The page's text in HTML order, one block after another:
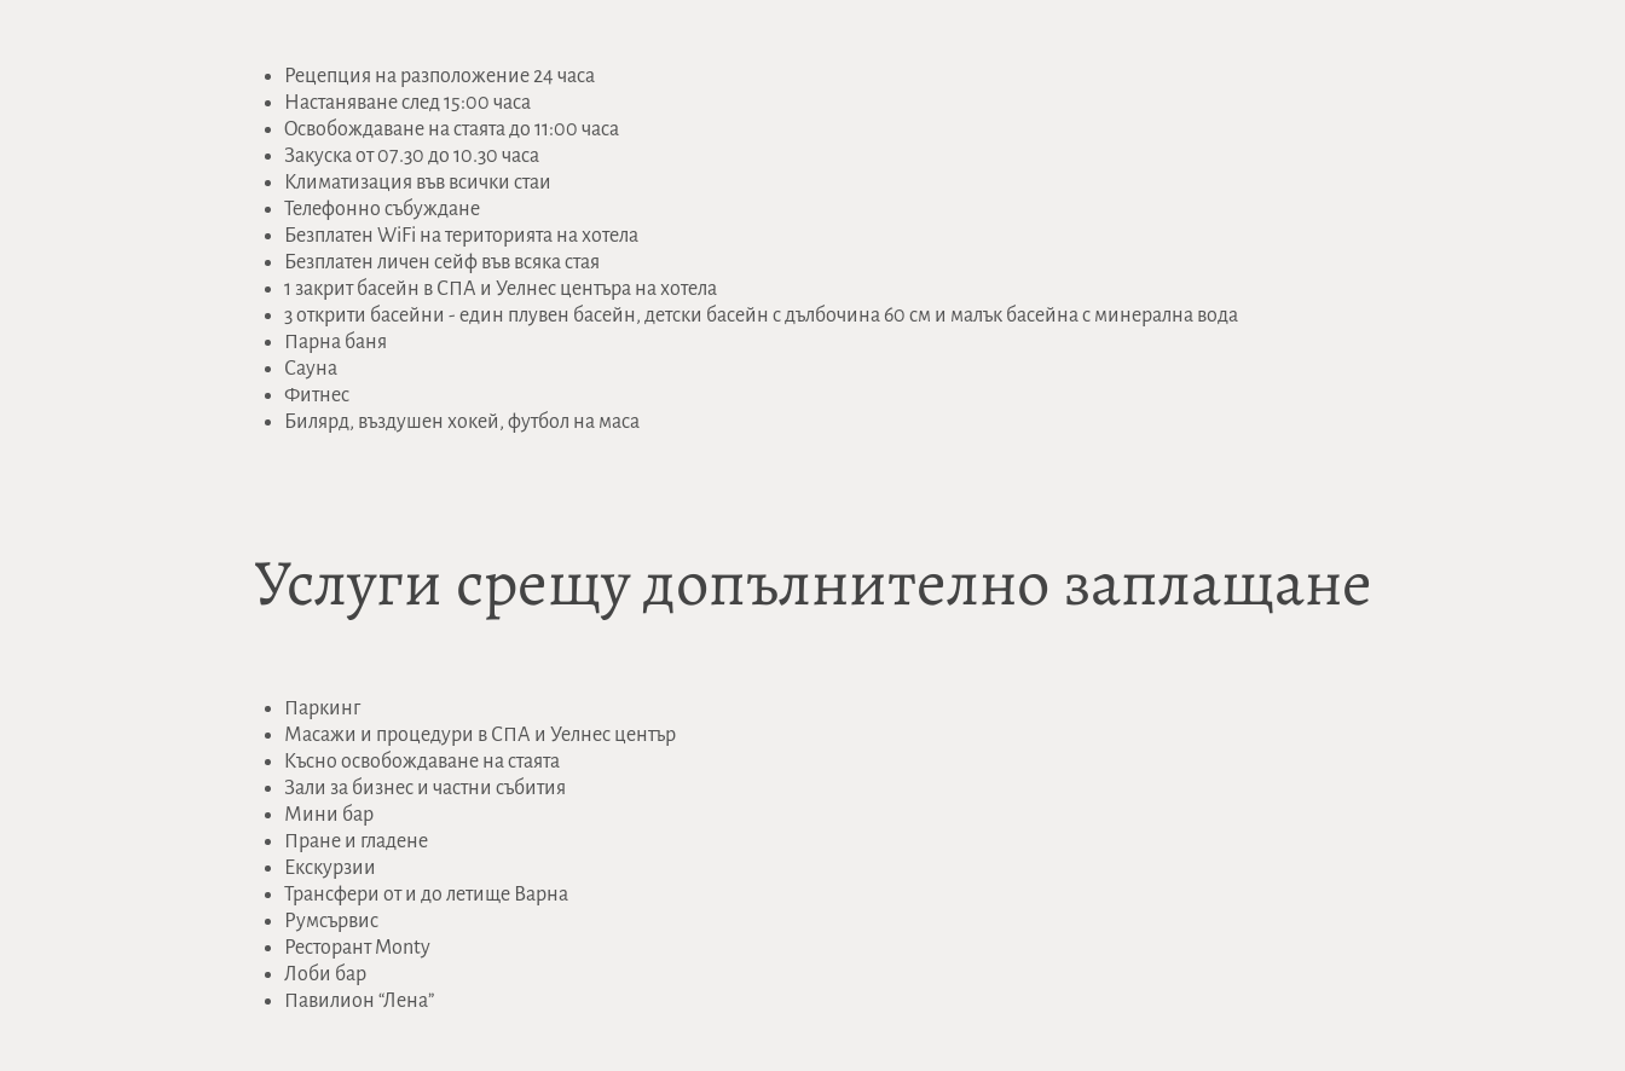
Рецепция на разположение 24 часа
Настаняване след 15:00 часа
Oсвобождаване на стаята до 11:00 часа
Закуска от 07.30 до 10.30 часа
Климатизация във всички стаи
Телефонно събуждане
Безплатен WiFi на територията на хотела
Безплатен личен сейф във всяка стая
1 закрит басейн в СПА и Уелнес центъра на хотела
3 открити басейни - един плувен басейн, детски басейн с дълбочина 60 см и малък басейна с минерална вода
Парна баня
Сауна
Фитнес
Билярд, въздушен хокей, футбол на маса
Услуги срещу допълнително заплащане
Паркинг
Масажи и процедури в СПА и Уелнес център
Kъсно освобождаване на стаята
Зали за бизнес и частни събития
Мини бар
Пране и гладене
Екскурзии
Трансфери от и до летище Варна
Румсървис
Ресторант Monty
Лоби бар
Павилион “Лена”